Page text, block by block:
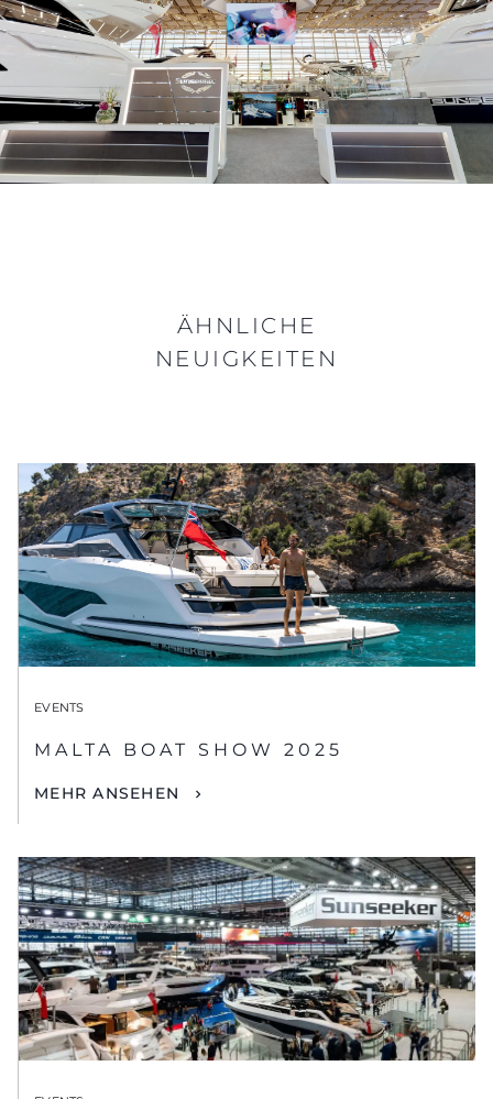
ÄHNLICHE
NEUIGKEITEN
EVENTS
MALTA BOAT SHOW 2025
MEHR ANSEHEN